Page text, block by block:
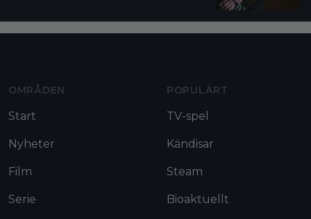
OMRÅDEN
Start
Nyheter
Film
Serie
POPULÄRT
TV-spel
Kändisar
Steam
Bioaktuellt